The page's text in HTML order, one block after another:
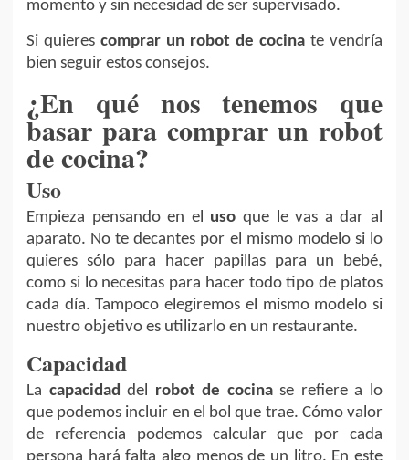
momento y sin necesidad de ser supervisado.
Si quieres comprar un robot de cocina te vendría
bien seguir estos consejos.
¿En qué nos tenemos que
basar para comprar un robot
de cocina?
Uso
Empieza pensando en el uso que le vas a dar al
aparato. No te decantes por el mismo modelo si lo
quieres sólo para hacer papillas para un bebé,
como si lo necesitas para hacer todo tipo de platos
cada día. Tampoco elegiremos el mismo modelo si
nuestro objetivo es utilizarlo en un restaurante.
Capacidad
La capacidaddel robot de cocinase refiere a lo
que podemos incluir en el bol que trae. Cómo valor
de referencia podemos calcular que por cada